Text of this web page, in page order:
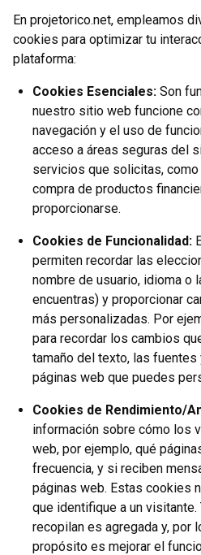
En projetorico.net, empleamos
cookies para optimizar tu
plataforma:
Cookies Esenciales: Son
nuestro sitio web funcione
navegación y el uso de
acceso a áreas seguras del
servicios que solicitas,
compra de productos
proporcionarse.
Cookies de Funcionalidad:
permiten recordar las
nombre de usuario, idioma o
encuentras) y proporcionar
más personalizadas. Por
para recordar los cambios
tamaño del texto, las
páginas web que puedes
Cookies de Rendimiento/
información sobre cómo los
web, por ejemplo, qué
frecuencia, y si reciben
páginas web. Estas cookies
que identifique a un
recopilan es agregada y, por
propósito es mejorar el